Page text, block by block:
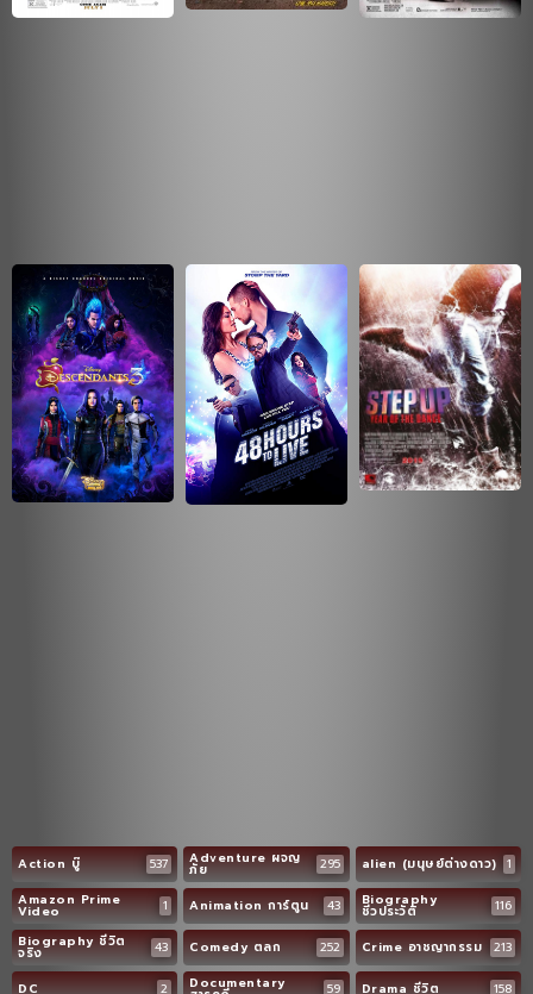
Action บู๊ 537 Adventure ผจญ
ภัย 295 alien (มนุษย์ต่างดาว) 1
Amazon Prime
Video 1 Animation การ์ตูน 43 Biography
ชีวประวัติ
116
Biography ชีวิต
จริง 43 Comedy ตลก 252 Crime อาชญากรรม 213
DC 2 Documentary 59 Drama ชีวิต 158